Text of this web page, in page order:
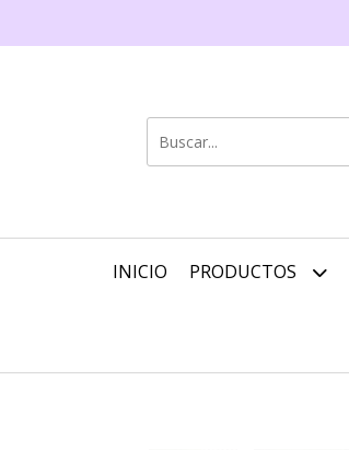
INICIO PRODUCTOS